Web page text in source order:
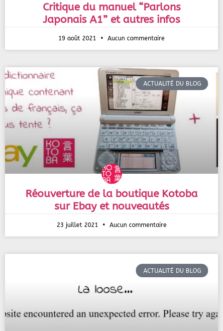
Critique du manuel “Parlons
Japonais A1” et autres infos
19 août 2021 Aucun commentaire
ACTUALITÉ DU BLOG
Réouverture de la boutique Kotoba
sur Ebay et nouveautés
23 juillet 2021 Aucun commentaire
ACTUALITÉ DU BLOG